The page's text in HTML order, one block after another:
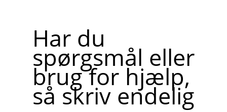
Har du
spørgsmål eller
brug for hjælp,
så skriv endelig